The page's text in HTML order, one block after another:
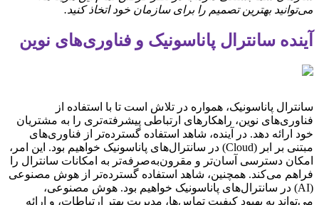
می‌توانید بهترین تصمیم را برای سازمان خود اتخاذ کنید.
آینده سانترال پاناسونیک و فناوری‌های نوین
سانترال پاناسونیک، همواره در تلاش است تا با استفاده از
فناوری‌های نوین، راهکارهای ارتباطی پیشرفته‌تری را به مشتریان
خود ارائه دهد. در آینده، شاهد استفاده گسترده‌تر از فناوری‌های
مبتنی بر ابر (Cloud) در سانترال‌های پاناسونیک خواهیم بود. این امر،
امکان دسترسی آسان‌تر و مقرون‌به‌صرفه‌تر به امکانات سانترال را
فراهم می‌کند. همچنین، شاهد استفاده گسترده‌تر از هوش مصنوعی
(AI) در سانترال‌های پاناسونیک خواهیم بود. هوش مصنوعی،
می‌تواند به بهبود کیفیت تماس‌ها، مدیریت بهتر ارتباطات، و ارائه